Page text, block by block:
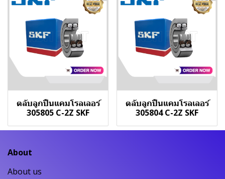
ตลับลูกปืนแคมโรลเลอร์
305805 C-2Z SKF
ตลับลูกปืนแคมโรลเลอร์
305804 C-2Z SKF
About
About us